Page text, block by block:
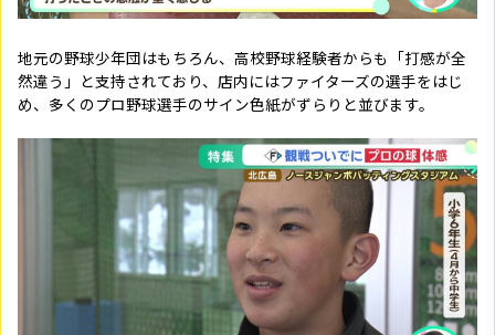
地元の野球少年団はもちろん、高校野球経験者からも「打感が全
然違う」と支持されており、店内にはファイターズの選手をはじ
め、多くのプロ野球選手のサイン色紙がずらりと並びます。